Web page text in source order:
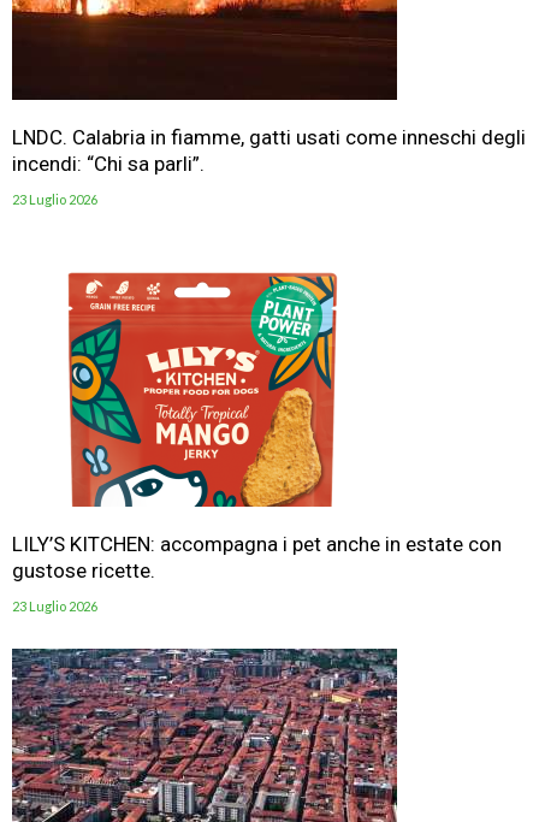
LNDC. Calabria in fiamme, gatti usati come inneschi degli
incendi: “Chi sa parli”.
23 Luglio 2026
LILY’S KITCHEN: accompagna i pet anche in estate con
gustose ricette.
23 Luglio 2026